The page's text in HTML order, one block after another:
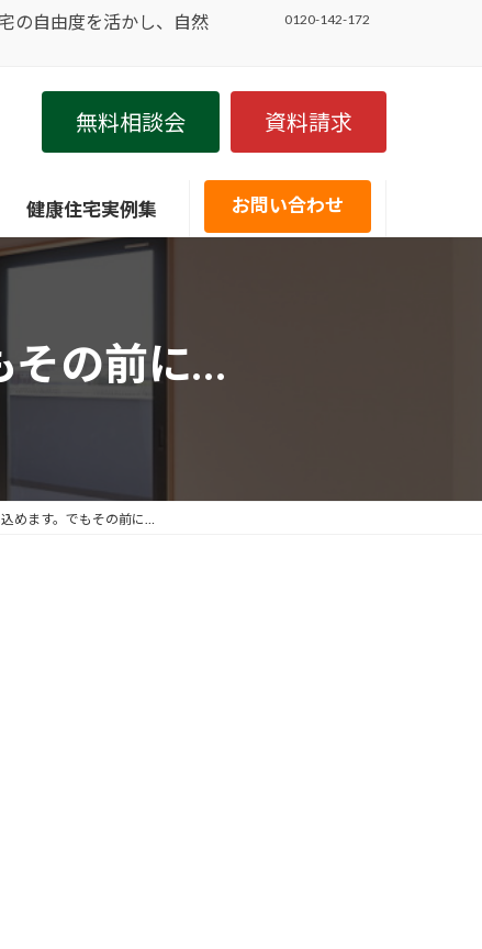
の自由度を活かし、自然
0120-142-172
無料相談会 資料請求
健康住宅実例集 お問い合わせ
その前に…
めます。でもその前に…